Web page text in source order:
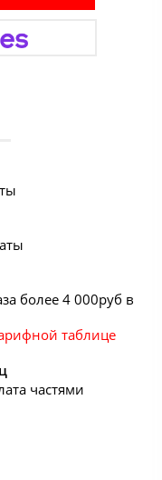
более 4 000руб в
таблице
частями